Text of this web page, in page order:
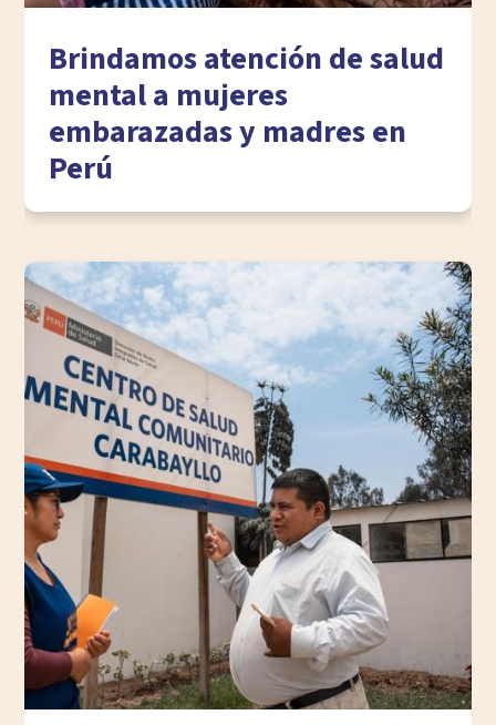
Brindamos atención de salud
mental a mujeres
embarazadas y madres en
Perú